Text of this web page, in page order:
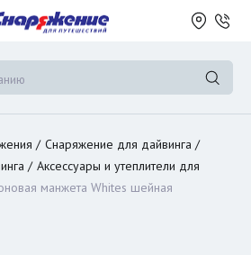
Снаряжение для дайвинга
Аксессуары и утеплители для
манжета Whites шейная